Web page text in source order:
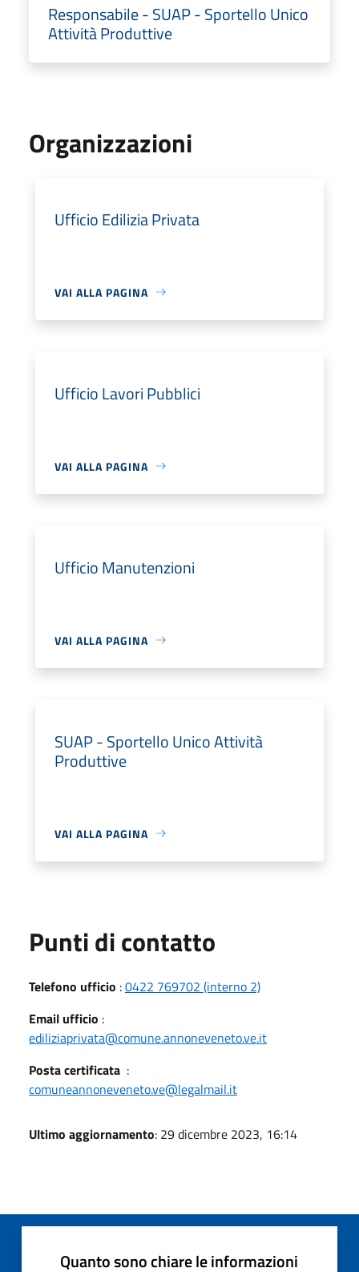
Responsabile - SUAP - Sportello Unico
Attività Produttive
Organizzazioni
Ufficio Edilizia Privata
VAI ALLA PAGINA
Ufficio Lavori Pubblici
VAI ALLA PAGINA
Ufficio Manutenzioni
VAI ALLA PAGINA
SUAP - Sportello Unico Attività
Produttive
VAI ALLA PAGINA
Punti di contatto
Telefono ufficio :0422 769702 (interno 2)
Email ufficio :
ediliziaprivata@comune.annoneveneto.ve.it
Posta certificata :
comuneannoneveneto.ve@legalmail.it
Ultimo aggiornamento: 29 dicembre 2023, 16:14
Quanto sono chiare le informazioni